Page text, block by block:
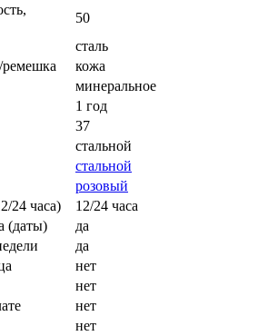
50
сталь
ремешка
кожа
минеральное
1 год
37
стальной
стальной
розовый
24 часа)
12/24 часа
(даты)
да
да
нет
нет
нет
нет